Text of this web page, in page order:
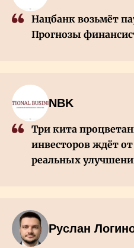
Экономика
Бизнес
Технологии
Власть
Исследования
Нацбанк возьмёт
Прогнозы
NBK
Три кита
инвесторов ждёт
реальных
Руслан